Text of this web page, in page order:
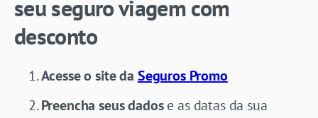
seu seguro viagem com
desconto
Acesse o site da Seguros Promo
Preencha seus dadose as datas da sua